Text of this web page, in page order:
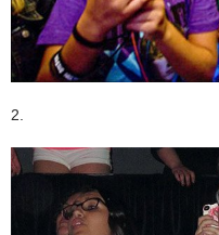
2.